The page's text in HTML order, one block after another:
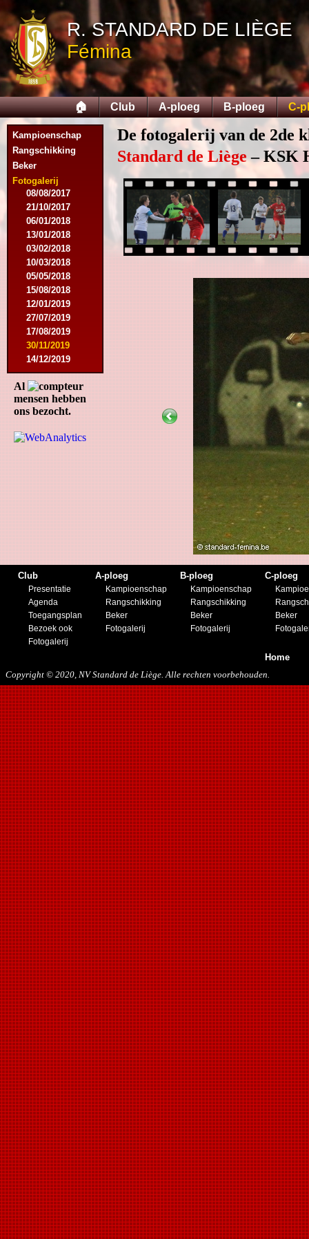
R. STANDARD DE LIÈGE
Fémina
🏠 Club A-ploeg B-ploeg C-
Kampioenschap
Rangschikking
Beker
Fotogalerij
07/11/2015
21/11/2015
12/12/2015
27/02/2016
12/03/2016
07/08/2016
27/08/2016
03/09/2016
17/09/2016
10/01/2017
18/02/2017
25/02/2017
29/04/2017
08/08/2017
21/10/2017
06/01/2018
13/01/2018
03/02/2018
10/03/2018
05/05/2018
15/08/2018
12/01/2019
27/07/2019
17/08/2019
30/11/2019
14/12/2019
Al
mensen hebben
ons bezocht.
De fotogalerij van de 2de
Standard de Liège– KSK
Club
Presentatie
Agenda
Toegangsplan
Bezoek ook
Fotogalerij
A-ploeg
Kampioenschap
Rangschikking
Beker
Fotogalerij
B-ploeg
Kampioenschap
Rangschikking
Beker
Fotogalerij
C-ploeg
Beker
Home
Copyright © 2020, NV Standard de Liège. Alle rechten voorbehouden.